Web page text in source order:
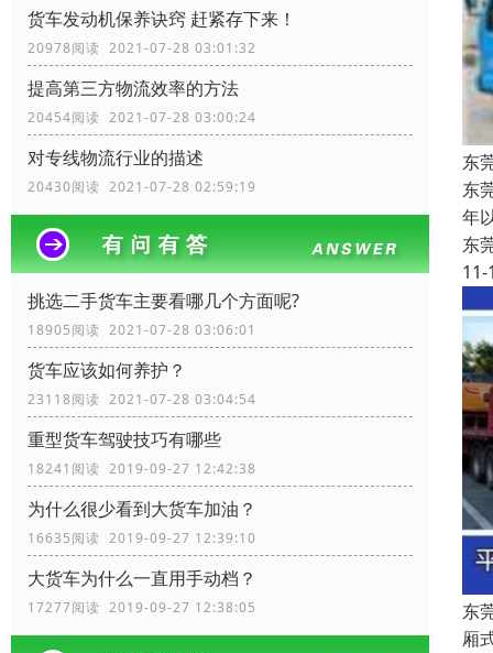
货车发动机保养诀窍 赶紧存下来！
20978阅读 2021-07-28 03:01:32
提高第三方物流效率的方法
20454阅读 2021-07-28 03:00:24
对专线物流行业的描述
20430阅读 2021-07-28 02:59:19
挑选二手货车主要看哪几个方面呢?
18905阅读 2021-07-28 03:06:01
货车应该如何养护？
23118阅读 2021-07-28 03:04:54
重型货车驾驶技巧有哪些
18241阅读 2019-09-27 12:42:38
为什么很少看到大货车加油？
16635阅读 2019-09-27 12:39:10
大货车为什么一直用手动档？
17277阅读 2019-09-27 12:38:05
东
东
年
东
11-
东
厢